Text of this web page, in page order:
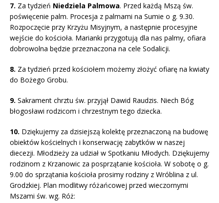
7. Za tydzień Niedziela Palmowa. Przed każdą Mszą św.
poświęcenie palm. Procesja z palmami na Sumie o g. 9.30.
Rozpoczęcie przy Krzyżu Misyjnym, a następnie procesyjne
wejście do kościoła. Marianki przygotują dla nas palmy, ofiara
dobrowolna będzie przeznaczona na cele Sodalicji.
8. Za tydzień przed kościołem możemy złożyć ofiarę na kwiaty
do Bożego Grobu.
9. Sakrament chrztu św. przyjął Dawid Raudzis. Niech Bóg
błogosławi rodzicom i chrzestnym tego dziecka.
10. Dziękujemy za dzisiejszą kolektę przeznaczoną na budowę
obiektów kościelnych i konserwację zabytków w naszej
diecezji. Młodzieży za udział w Spotkaniu Młodych. Dziękujemy
rodzinom z Krzanowic za posprzątanie kościoła. W sobotę o g.
9.00 do sprzątania kościoła prosimy rodziny z Wróblina z ul.
Grodzkiej. Plan modlitwy różańcowej przed wieczornymi
Mszami św. wg. Róż: